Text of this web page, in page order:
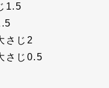
1.5
さじ2
さじ0.5